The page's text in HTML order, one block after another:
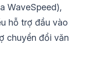
WaveSpeed),
hỗ trợ đầu vào
chuyển đổi văn